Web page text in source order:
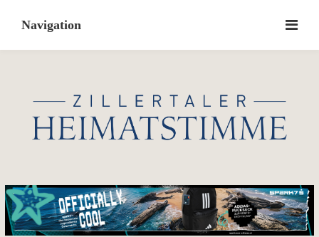
content